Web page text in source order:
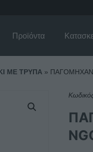
Προϊόντα
ΜΕ ΤΡΥΠΑ»